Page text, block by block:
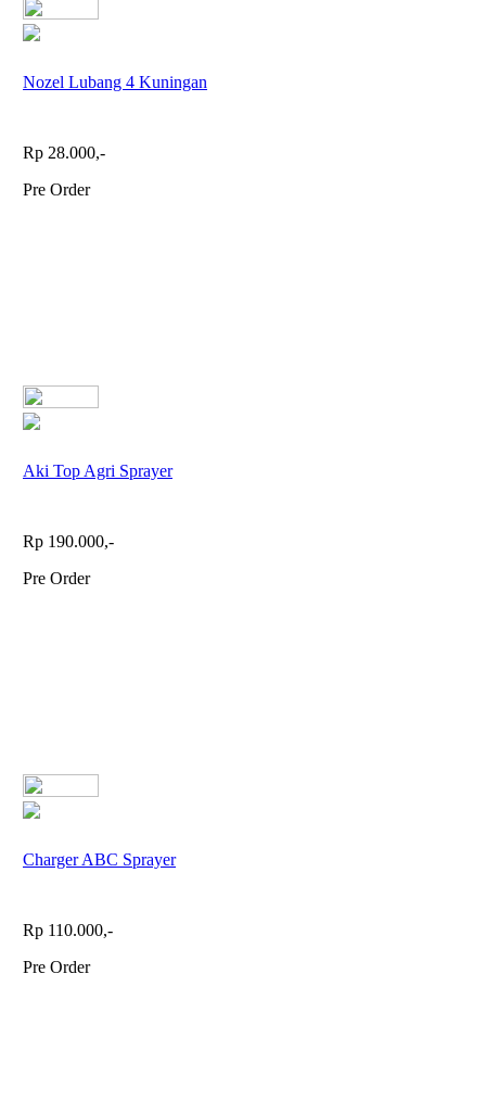
Nozel Lubang 4 Kuningan
Rp 28.000,-
Pre Order
Aki Top Agri Sprayer
Rp 190.000,-
Pre Order
Charger ABC Sprayer
Rp 110.000,-
Pre Order